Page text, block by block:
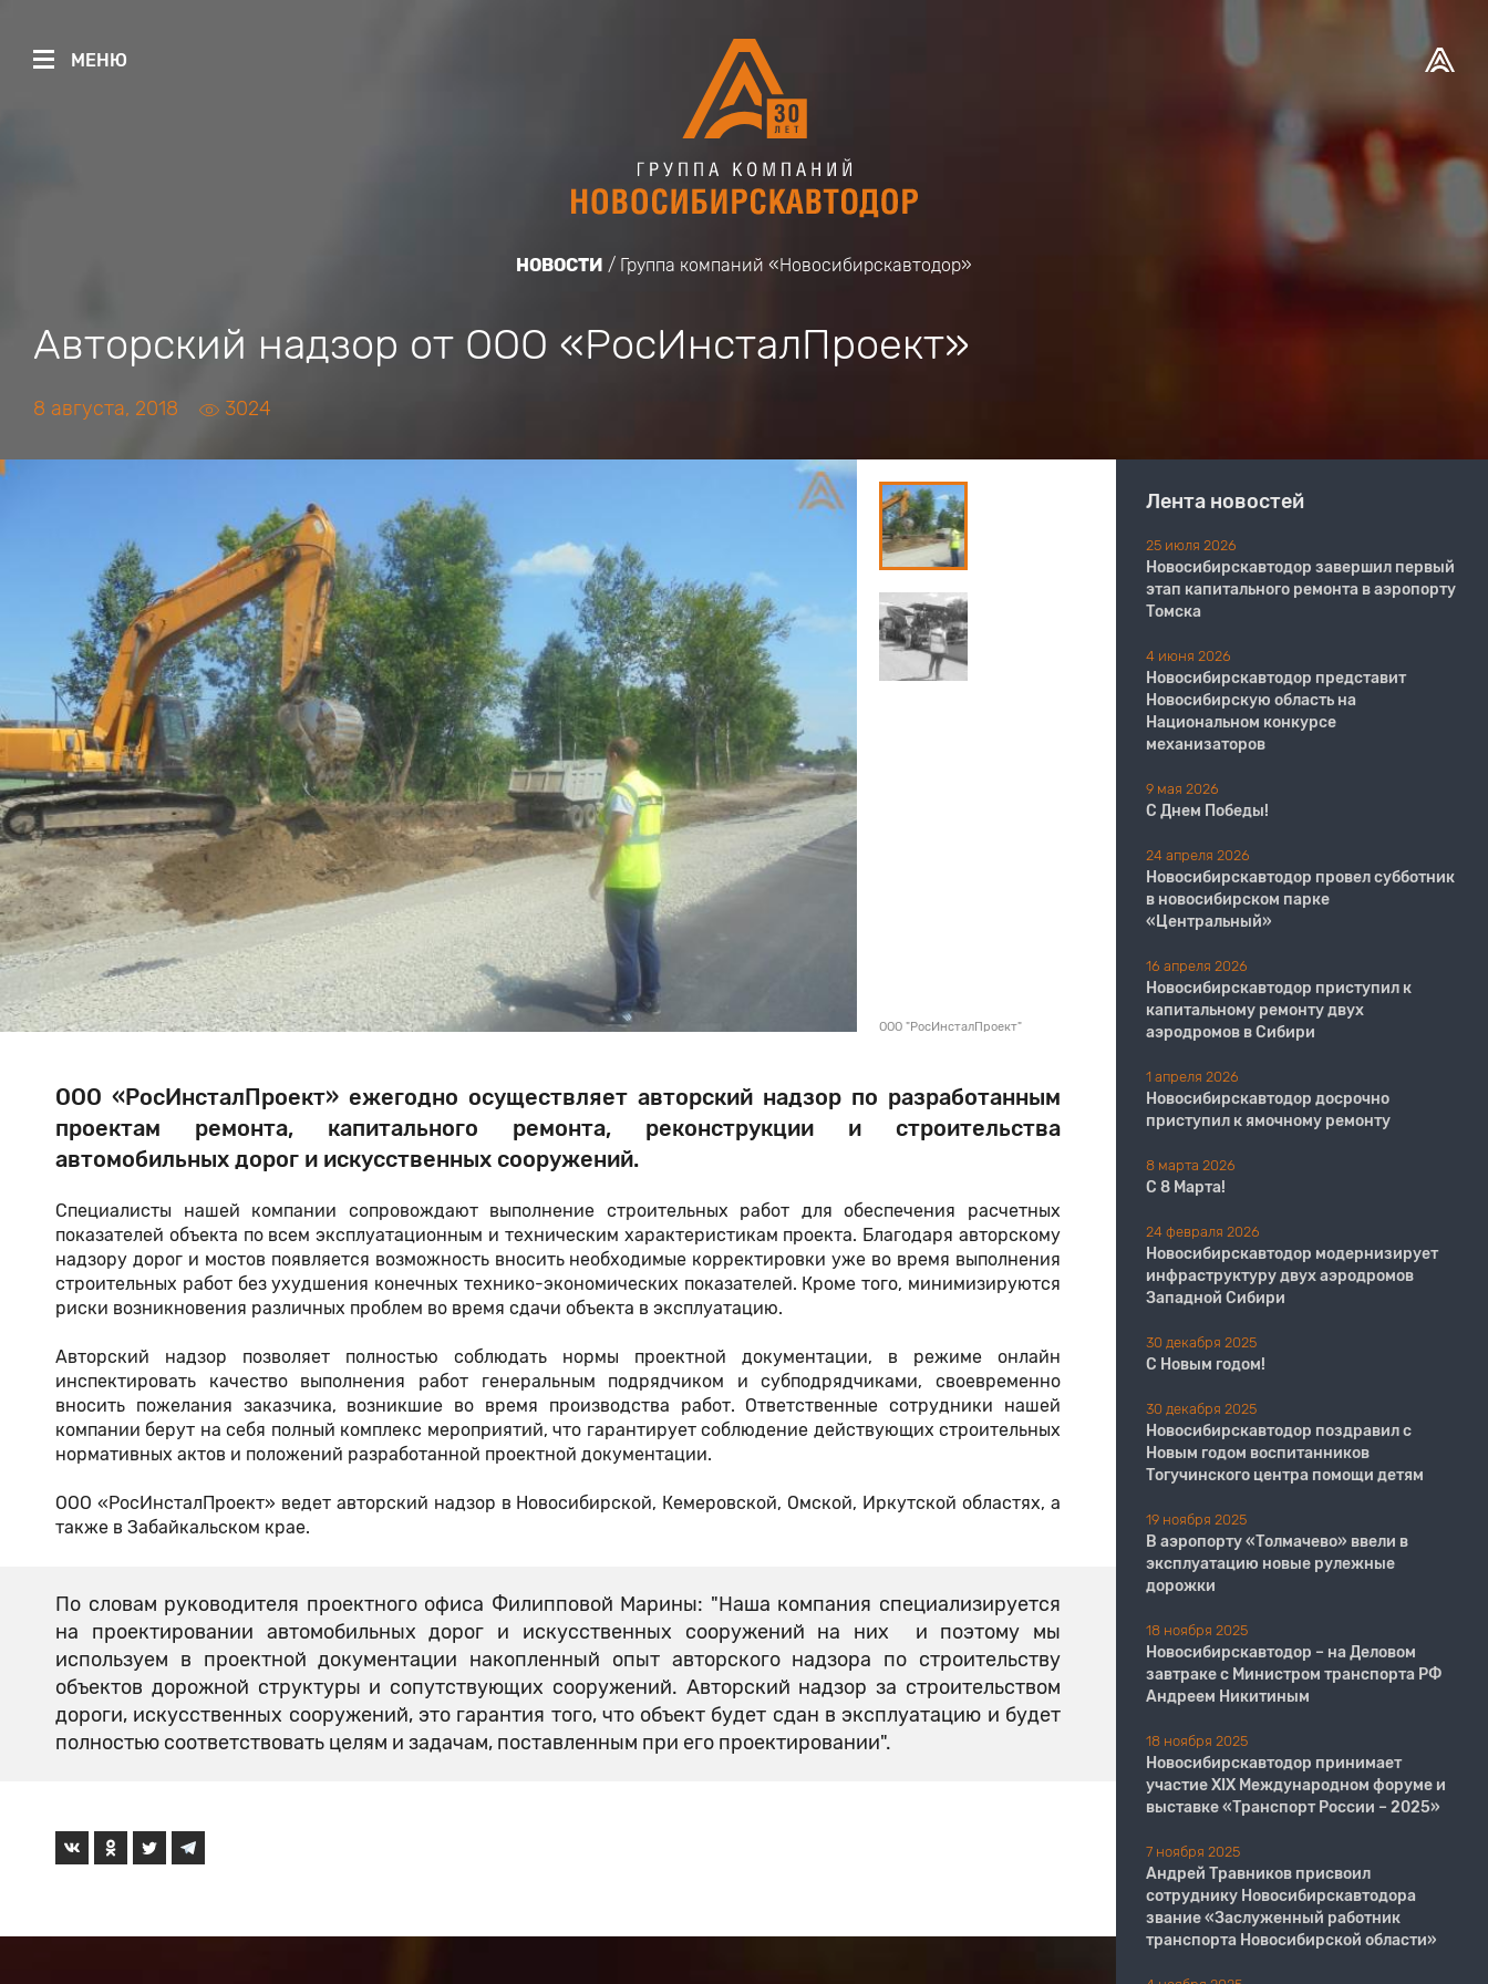
МЕНЮ
НОВОСТИ Группа компаний «Новосибирскавтодор»
Авторский надзор от ООО «РосИнсталПроект»
8 августа, 2018 3024
ООО "РосИнсталПроект"
ООО «РосИнсталПроект» ежегодно осуществляет авторский надзор по разработанным
проектам ремонта, капитального ремонта, реконструкции и строительства
автомобильных дорог и искусственных сооружений.
Специалисты нашей компании сопровождают выполнение строительных работ для обеспечения расчетных
показателей объекта по всем эксплуатационным и техническим характеристикам проекта. Благодаря авторскому
надзору дорог и мостов появляется возможность вносить необходимые корректировки уже во время выполнения
строительных работ без ухудшения конечных технико-экономических показателей. Кроме того, минимизируются
риски возникновения различных проблем во время сдачи объекта в эксплуатацию.
Авторский надзор позволяет полностью соблюдать нормы проектной документации, в режиме онлайн
инспектировать качество выполнения работ генеральным подрядчиком и субподрядчиками, своевременно
вносить пожелания заказчика, возникшие во время производства работ. Ответственные сотрудники нашей
компании берут на себя полный комплекс мероприятий, что гарантирует соблюдение действующих строительных
нормативных актов и положений разработанной проектной документации.
ООО «РосИнсталПроект» ведет авторский надзор в Новосибирской, Кемеровской, Омской, Иркутской областях, а
также в Забайкальском крае.
По словам руководителя проектного офиса Филипповой Марины: "Наша компания специализируется
на проектировании автомобильных дорог и искусственных сооружений на них и поэтому мы
используем в проектной документации накопленный опыт авторского надзора по строительству
объектов дорожной структуры и сопутствующих сооружений. Авторский надзор за строительством
дороги, искусственных сооружений, это гарантия того, что объект будет сдан в эксплуатацию и будет
полностью соответствовать целям и задачам, поставленным при его проектировании".
Лента новостей
25 июля 2026
Новосибирскавтодор завершил первый
этап капитального ремонта в аэропорту
Томска
4 июня 2026
Новосибирскавтодор представит
Новосибирскую область на
Национальном конкурсе
механизаторов
9 мая 2026
С Днем Победы!
24 апреля 2026
Новосибирскавтодор провел субботник
в новосибирском парке
«Центральный»
16 апреля 2026
Новосибирскавтодор приступил к
капитальному ремонту двух
аэродромов в Сибири
1 апреля 2026
Новосибирскавтодор досрочно
приступил к ямочному ремонту
8 марта 2026
С 8 Марта!
24 февраля 2026
Новосибирскавтодор модернизирует
инфраструктуру двух аэродромов
Западной Сибири
30 декабря 2025
С Новым годом!
30 декабря 2025
Новосибирскавтодор поздравил с
Новым годом воспитанников
Тогучинского центра помощи детям
19 ноября 2025
В аэропорту «Толмачево» ввели в
эксплуатацию новые рулежные
дорожки
18 ноября 2025
Новосибирскавтодор – на Деловом
завтраке с Министром транспорта РФ
Андреем Никитиным
18 ноября 2025
Новосибирскавтодор принимает
участие XIX Международном форуме и
выставке «Транспорт России – 2025»
7 ноября 2025
Андрей Травников присвоил
сотруднику Новосибирскавтодора
звание «Заслуженный работник
транспорта Новосибирской области»